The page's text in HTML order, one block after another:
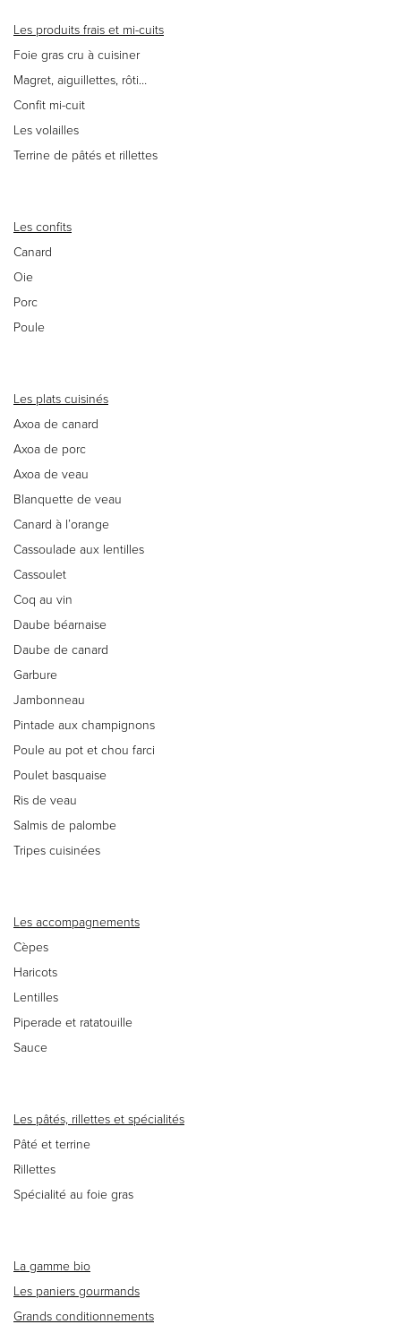
Les produits frais et mi-cuits
Foie gras cru à cuisiner
Magret, aiguillettes, rôti…
Confit mi-cuit
Les volailles
Terrine de pâtés et rillettes
Les confits
Canard
Oie
Porc
Poule
Les plats cuisinés
Axoa de canard
Axoa de porc
Axoa de veau
Blanquette de veau
Canard à l’orange
Cassoulade aux lentilles
Cassoulet
Coq au vin
Daube béarnaise
Daube de canard
Garbure
Jambonneau
Pintade aux champignons
Poule au pot et chou farci
Poulet basquaise
Ris de veau
Salmis de palombe
Tripes cuisinées
Les accompagnements
Cèpes
Haricots
Lentilles
Piperade et ratatouille
Sauce
Les pâtés, rillettes et spécialités
Pâté et terrine
Rillettes
Spécialité au foie gras
La gamme bio
Les paniers gourmands
Grands conditionnements